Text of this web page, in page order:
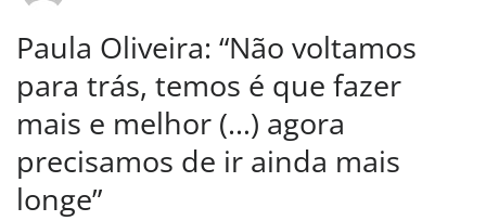
Paula Oliveira: “Não voltamos
para trás, temos é que fazer
mais e melhor (…) agora
precisamos de ir ainda mais
longe”